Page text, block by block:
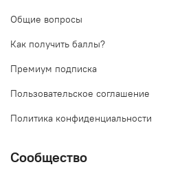
Общие вопросы
Как получить баллы?
Премиум подписка
Пользовательское соглашение
Политика конфиденциальности
Сообщество